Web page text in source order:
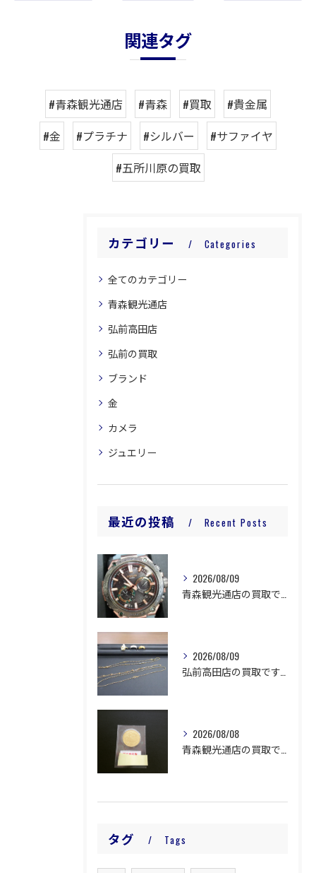
関連タグ
#青森観光通店 #青森 #買取
#貴金属
#金
#プラチナ #シルバー
#サファイヤ
#五所川原の買取
カテゴリー Categories
全てのカテゴリー
青森観光通店
弘前高田店
弘前の買取
ブランド
金
カメラ
ジュエリー
最近の投稿 Recent Posts
2026/08/09
2026/08/09
2026/08/08
タグ Tags